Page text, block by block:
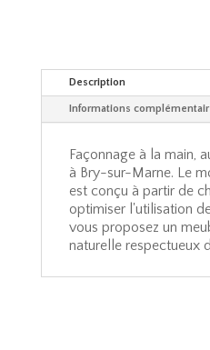
Description
Informations
Façonnage à la main,
à Bry-sur-Marne. Le
est conçu à partir de
optimiser l'utilisation
vous proposez un
naturelle respectueux